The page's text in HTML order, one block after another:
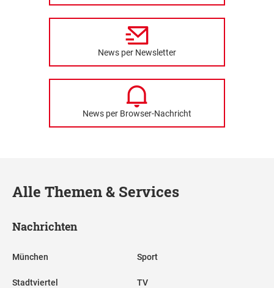
News per Newsletter
News per Browser-Nachricht
Alle Themen & Services
Nachrichten
München
Stadtviertel
Sport
TV